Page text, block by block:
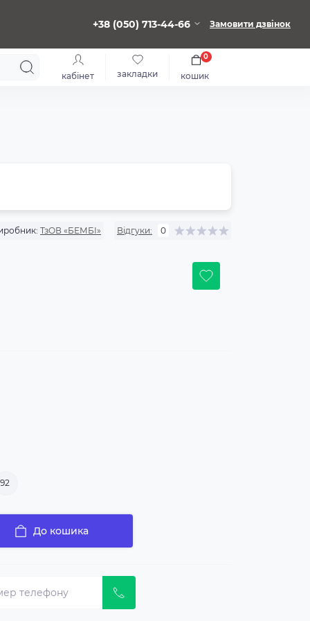
+38 (050) 713-44-66 Замовити дзвінок
кабінет закладки кошик
0
ТзОВ «БЕМБІ» Відгуки: 0
92
До кошика